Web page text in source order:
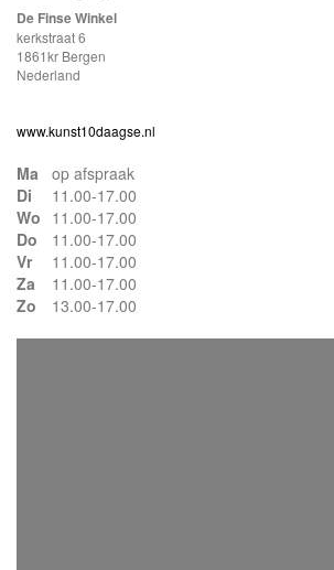
De Finse Winkel
kerkstraat 6
1861kr Bergen
Nederland
www.kunst10daagse.nl
Ma
op afspraak
Di
11.00-17.00
Wo 11.00-17.00
Do
11.00-17.00
Vr
11.00-17.00
Za
11.00-17.00
Zo
13.00-17.00